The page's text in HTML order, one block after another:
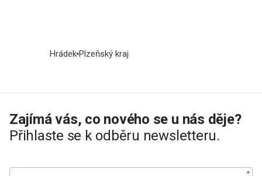
Hrádek Plzeňský kraj
Zajímá vás, co nového se u nás děje?
Přihlaste se k odběru newsletteru.